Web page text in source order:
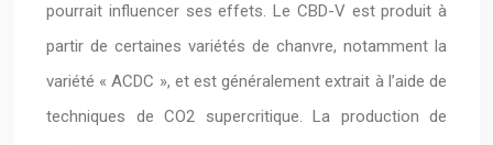
pourrait influencer ses effets. Le CBD-V est produit à
partir de certaines variétés de chanvre, notamment la
variété « ACDC », et est généralement extrait à l’aide de
techniques de CO2 supercritique. La production de